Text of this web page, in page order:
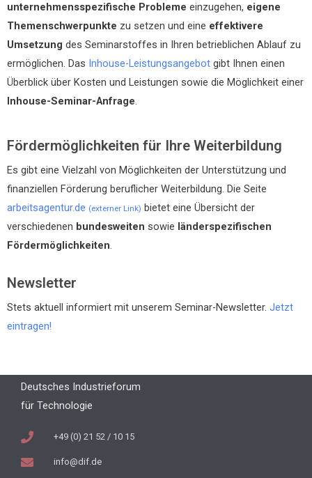
unternehmensspezifische Probleme einzugehen, eigene
Themenschwerpunkte zu setzen und eine effektivere
Umsetzung des Seminarstoffes in Ihren betrieblichen Ablauf zu
ermöglichen. Das Inhouse-Leistungsangebot gibt Ihnen einen
Überblick über Kosten und Leistungen sowie die Möglichkeit einer
Inhouse-Seminar-Anfrage.
Fördermöglichkeiten für Ihre Weiterbildung
Es gibt eine Vielzahl von Möglichkeiten der Unterstützung und
finanziellen Förderung beruflicher Weiterbildung. Die Seite
arbeitsagentur.de (externer Link) bietet eine Übersicht der
verschiedenen bundesweiten sowie länderspezifischen
Fördermöglichkeiten.
Newsletter
Stets aktuell informiert mit unserem Seminar-Newsletter. Jetzt
eintragen!
Deutsches Industrieforum
für Technologie
+49 (0) 21 52 / 10 15
info@dif.de